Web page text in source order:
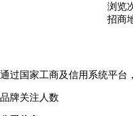
浏览
招商
通过国家工商及信用系统平台
品牌关注人数